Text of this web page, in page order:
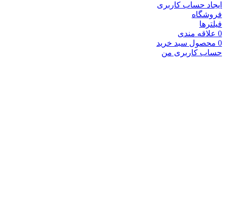
ایجاد حساب کاربری
فروشگاه
فیلترها
0 علاقه مندی
0 محصول سبد خرید
حساب کاربری من